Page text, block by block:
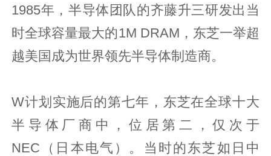
1985年，半导体团队的齐藤升三研发出当
时全球容量最大的1M DRAM，东芝一举超
越美国成为世界领先半导体制造商。
W计划实施后的第七年，东芝在全球十大
半导体厂商中，位居第二，仅次于
NEC（日本电气）。当时的东芝如日中